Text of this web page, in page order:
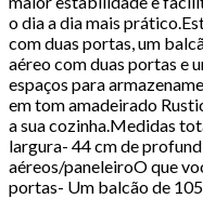
o dia a dia mais
com duas portas, um
aéreo com duas portas e
espaços para
em tom amadeirado
a sua cozinha.Medidas
largura- 44 cm de
aéreos/paneleiroO que
portas- Um balcão de